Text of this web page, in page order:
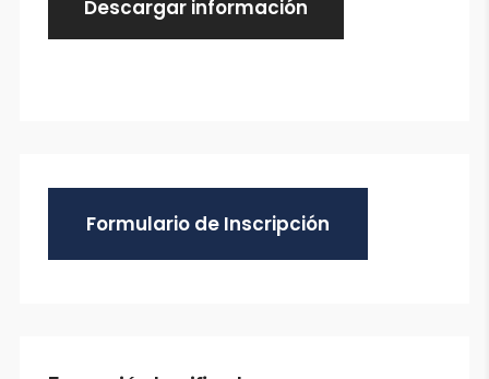
Formulario de Inscripción